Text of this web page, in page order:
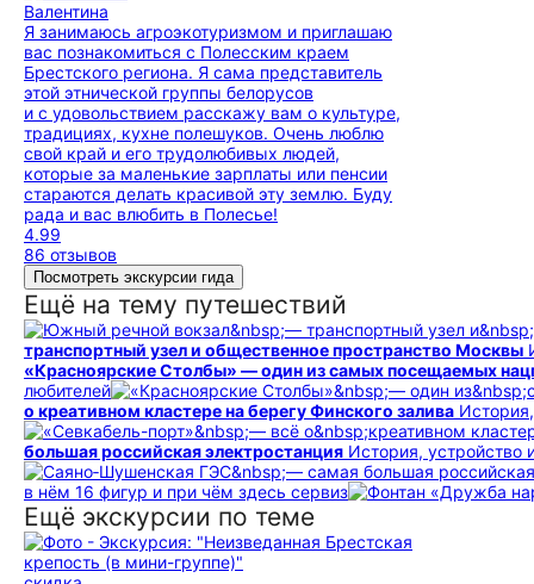
Валентина
Я занимаюсь агроэкотуризмом и приглашаю
вас познакомиться с Полесским краем
Брестского региона. Я сама представитель
этой этнической группы белорусов
и с удовольствием расскажу вам о культуре,
традициях, кухне полешуков. Очень люблю
свой край и его трудолюбивых людей,
которые за маленькие зарплаты или пенсии
стараются делать красивой эту землю. Буду
рада и вас влюбить в Полесье!
4.99
86 отзывов
Посмотреть экскурсии гида
Ещё на тему путешествий
транспортный узел и общественное пространство Москвы
«Красноярские Столбы» — один из самых посещаемых
любителей
о креативном кластере на берегу Финского залива
большая российская электростанция История,
в нём 16 фигур и при чём здесь сервиз
Ещё экскурсии по теме